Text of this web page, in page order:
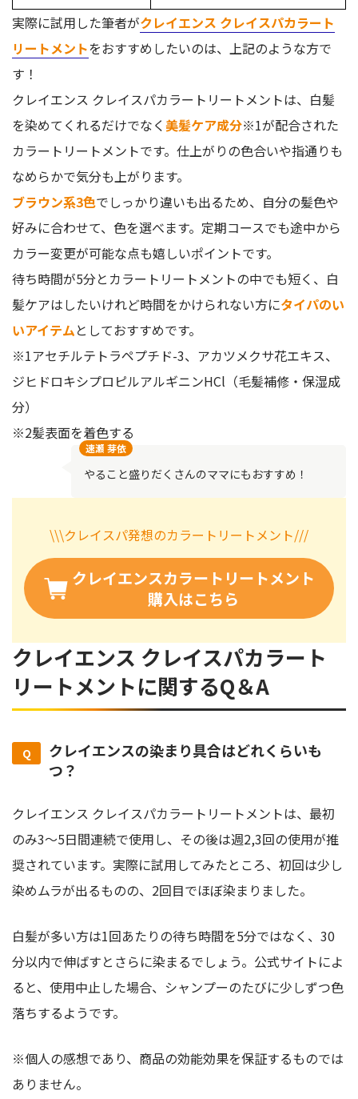
実際に試用した筆者がクレイエンス クレイスパカラート
リートメントをおすすめしたいのは、上記のような方で
す！
クレイエンス クレイスパカラートリートメントは、白髪
を染めてくれるだけでなく美髪ケア成分※1が配合された
カラートリートメントです。仕上がりの色合いや指通りも
なめらかで気分も上がります。
ブラウン系3色でしっかり違いも出るため、自分の髪色や
好みに合わせて、色を選べます。定期コースでも途中から
カラー変更が可能な点も嬉しいポイントです。
待ち時間が5分とカラートリートメントの中でも短く、白
髪ケアはしたいけれど時間をかけられない方にタイパのい
いアイテムとしておすすめです。
※1アセチルテトラペプチド-3、アカツメクサ花エキス、
ジヒドロキシプロピルアルギニンHCl（毛髪補修・保湿成
分）
※2髪表面を着色する
速瀬 芽依
やること盛りだくさんのママにもおすすめ！
\\\クレイスパ発想のカラートリートメント///
クレイエンスカラートリートメント
購入はこちら
クレイエンス クレイスパカラート
リートメントに関するQ＆A
クレイエンスの染まり具合はどれくらいも
つ？
クレイエンス クレイスパカラートリートメントは、最初
のみ3〜5日間連続で使用し、その後は週2,3回の使用が推
奨されています。実際に試用してみたところ、初回は少し
染めムラが出るものの、2回目でほぼ染まりました。
白髪が多い方は1回あたりの待ち時間を5分ではなく、30
分以内で伸ばすとさらに染まるでしょう。公式サイトによ
ると、使用中止した場合、シャンプーのたびに少しずつ色
落ちするようです。
※個人の感想であり、商品の効能効果を保証するものでは
ありません。